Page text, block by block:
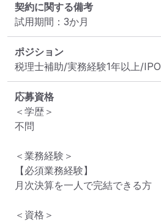
契約に関する備考
試用期間：3か月
ポジション
税理士補助/実務経験1年以上/IPO
応募資格
＜学歴＞
不問
＜業務経験＞
【必須業務経験】
月次決算を一人で完結できる方
＜資格＞